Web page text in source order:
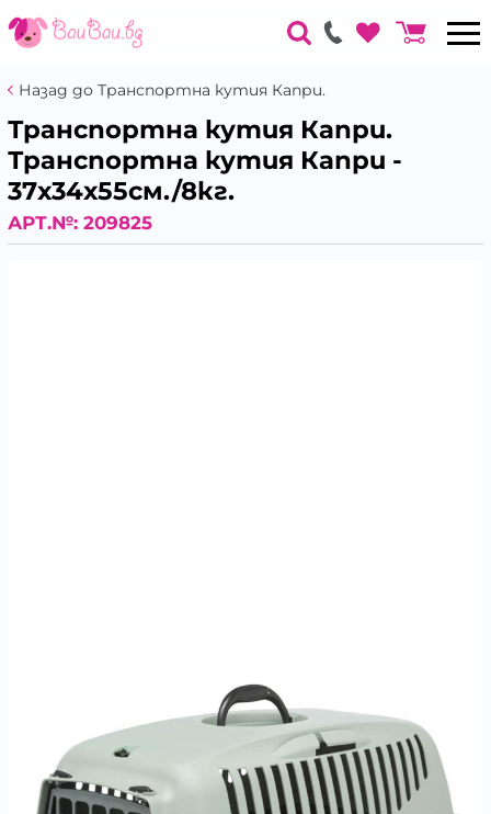
Назад до Транспортна кутия Капри.
Транспортна кутия Капри.
Транспортна кутия Капри -
37х34х55см./8кг.
АРТ.№: 209825